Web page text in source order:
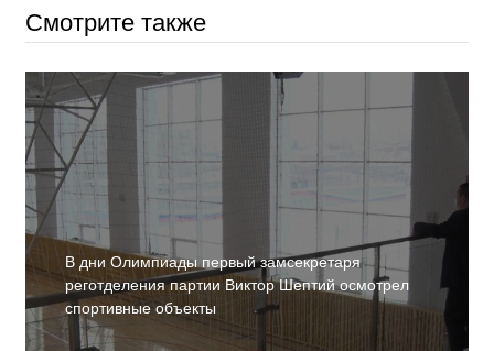
Смотрите также
В дни Олимпиады первый замсекретаря
реготделения партии Виктор Шептий осмотрел
спортивные объекты